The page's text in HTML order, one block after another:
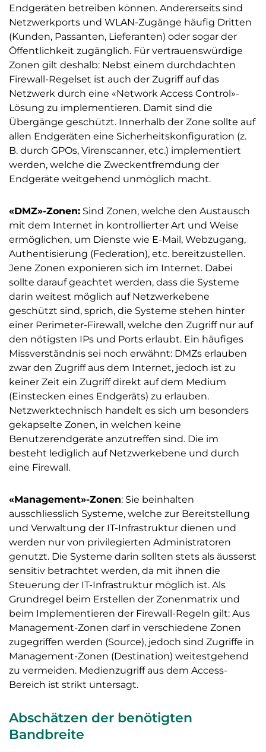
Endgeräten betreiben können. Andererseits sind
Netzwerkports und WLAN-Zugänge häufig Dritten
(Kunden, Passanten, Lieferanten) oder sogar der
Öffentlichkeit zugänglich. Für vertrauenswürdige
Zonen gilt deshalb: Nebst einem durchdachten
Firewall-Regelset ist auch der Zugriff auf das
Netzwerk durch eine «Network Access Control»-
Lösung zu implementieren. Damit sind die
Übergänge geschützt. Innerhalb der Zone sollte auf
allen Endgeräten eine Sicherheitskonfiguration (z.
B. durch GPOs, Virenscanner, etc.) implementiert
werden, welche die Zweckentfremdung der
Endgeräte weitgehend unmöglich macht.
«DMZ»-Zonen: Sind Zonen, welche den Austausch
mit dem Internet in kontrollierter Art und Weise
ermöglichen, um Dienste wie E-Mail, Webzugang,
Authentisierung (Federation), etc. bereitzustellen.
Jene Zonen exponieren sich im Internet. Dabei
sollte darauf geachtet werden, dass die Systeme
darin weitest möglich auf Netzwerkebene
geschützt sind, sprich, die Systeme stehen hinter
einer Perimeter-Firewall, welche den Zugriff nur auf
den nötigsten IPs und Ports erlaubt. Ein häufiges
Missverständnis sei noch erwähnt: DMZs erlauben
zwar den Zugriff aus dem Internet, jedoch ist zu
keiner Zeit ein Zugriff direkt auf dem Medium
(Einstecken eines Endgeräts) zu erlauben.
Netzwerktechnisch handelt es sich um besonders
gekapselte Zonen, in welchen keine
Benutzerendgeräte anzutreffen sind. Die im
besteht lediglich auf Netzwerkebene und durch
eine Firewall.
«Management»-Zonen: Sie beinhalten
ausschliesslich Systeme, welche zur Bereitstellung
und Verwaltung der IT-Infrastruktur dienen und
werden nur von privilegierten Administratoren
genutzt. Die Systeme darin sollten stets als äusserst
sensitiv betrachtet werden, da mit ihnen die
Steuerung der IT-Infrastruktur möglich ist. Als
Grundregel beim Erstellen der Zonenmatrix und
beim Implementieren der Firewall-Regeln gilt: Aus
Management-Zonen darf in verschiedene Zonen
zugegriffen werden (Source), jedoch sind Zugriffe in
Management-Zonen (Destination) weitestgehend
zu vermeiden. Medienzugriff aus dem Access-
Bereich ist strikt untersagt.
Abschätzen der benötigten
Bandbreite